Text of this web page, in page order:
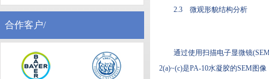
合作客户/
2.3 微观形貌结构分析
通过使用扫描电子显微镜
2(a)~(c)是PA-10水凝胶的SEM图